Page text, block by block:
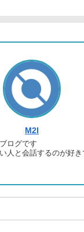
M2I
ログです
人と会話するのが好き